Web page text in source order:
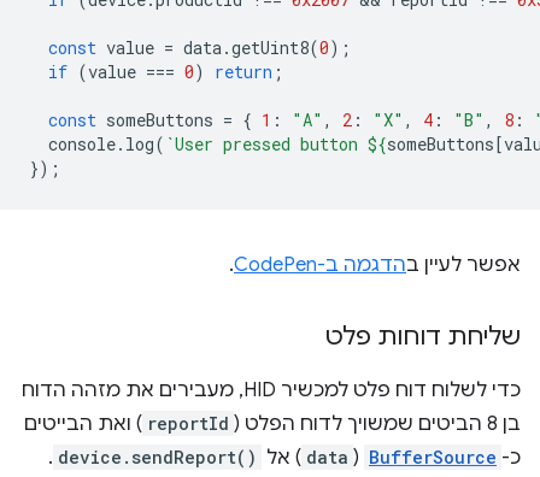
const value = data.getUint8(0);
if (value === 0) return ;
const someButtons = { 1 : "A" , 2 : "X" , 4 : "B" , 8 :
console. log( `User pressed button ${someButtons[
});
אפשר לעיין בהדגמה ב-CodePen .
שליחת דוחות פלט
כדי לשלוח דוח פלט למכשיר HID, מעבירים את מזהה הדוח
בן 8 הביטים שמשויך לדוח הפלט (
reportId ) ואת הבייטים
כ- BufferSource
(
data ) אל device.sendReport()
.